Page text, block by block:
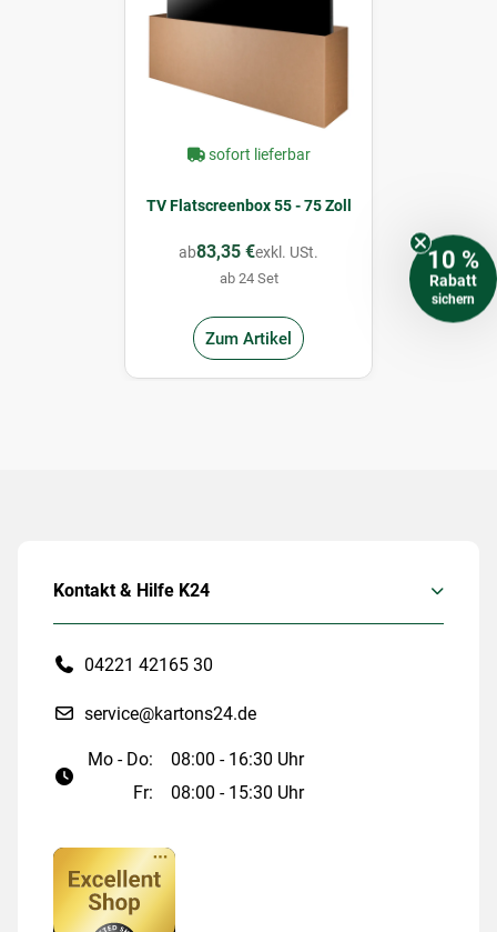
sofort lieferbar
TV Flatscreenbox 55 - 75 Zoll
ab83,35 €exkl. USt.
ab 24 Set
Zum Artikel
Kontakt & Hilfe K24
04221 42165 30
service@kartons24.de
Mo - Do:
08:00 - 16:30 Uhr
Fr:
08:00 - 15:30 Uhr
10 %
Rabatt
sichern